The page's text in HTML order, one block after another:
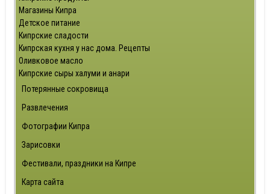
Магазины Кипра
Детское питание
Кипрские сладости
Кипрская кухня у нас дома. Рецепты
Оливковое масло
Кипрские сыры халуми и анари
Потерянные сокровища
Развлечения
Фотографии Кипра
Зарисовки
Фестивали, праздники на Кипре
Карта сайта